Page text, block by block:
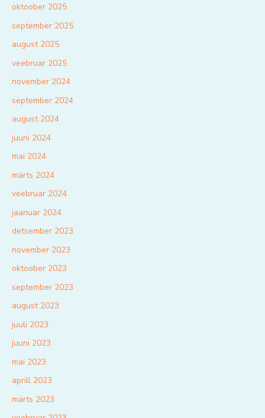
oktoober 2025
september 2025
august 2025
veebruar 2025
november 2024
september 2024
august 2024
juuni 2024
mai 2024
märts 2024
veebruar 2024
jaanuar 2024
detsember 2023
november 2023
oktoober 2023
september 2023
august 2023
juuli 2023
juuni 2023
mai 2023
aprill 2023
märts 2023